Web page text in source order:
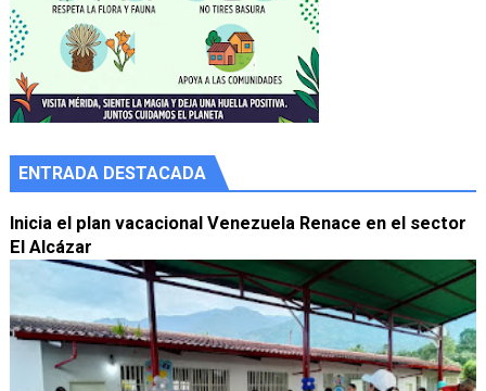
ENTRADA DESTACADA
Inicia el plan vacacional Venezuela Renace en el sector
El Alcázar